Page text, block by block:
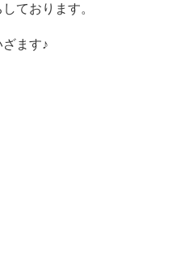
ております。
ます♪